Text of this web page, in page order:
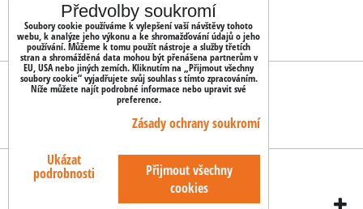
OBJEDNÁVKY
Předvolby soukromí Zásady ochrany soukromí
Předvolby soukromí
Soubory cookie používáme k vylepšení vaší návštěvy tohoto
webu, k analýze jeho výkonu a ke shromažďování údajů o jeho
používání. Můžeme k tomu použít nástroje a služby třetích
stran a shromážděná data mohou být přenášena partnerům v
EU, USA nebo jiných zemích. Kliknutím na „Přijmout všechny
soubory cookie“ vyjadřujete svůj souhlas s tímto zpracováním.
Níže můžete najít podrobné informace nebo upravit své
preference.
Zásady ochrany soukromí
Ukázat
podrobnosti
Přijmout všechny
cookies